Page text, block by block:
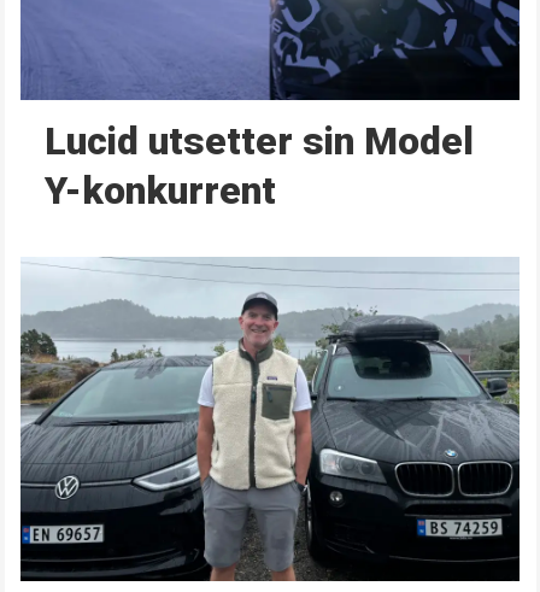
Lucid utsetter sin Model
Y-konkurrent